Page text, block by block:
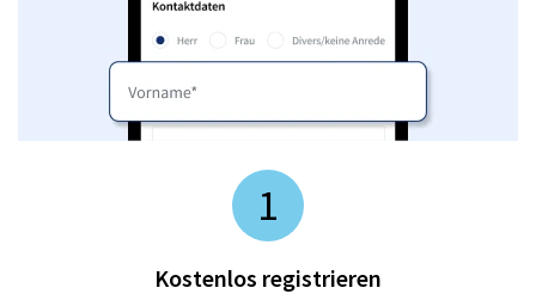
1
Kostenlos registrieren